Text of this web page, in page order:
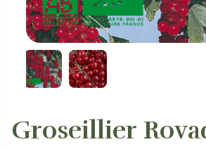
Groseillier